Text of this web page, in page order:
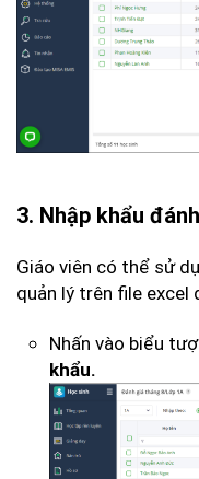
3. Nhập khẩu
Giáo viên có thể sử
quản lý trên file excel
Nhấn vào biểu
khẩu.